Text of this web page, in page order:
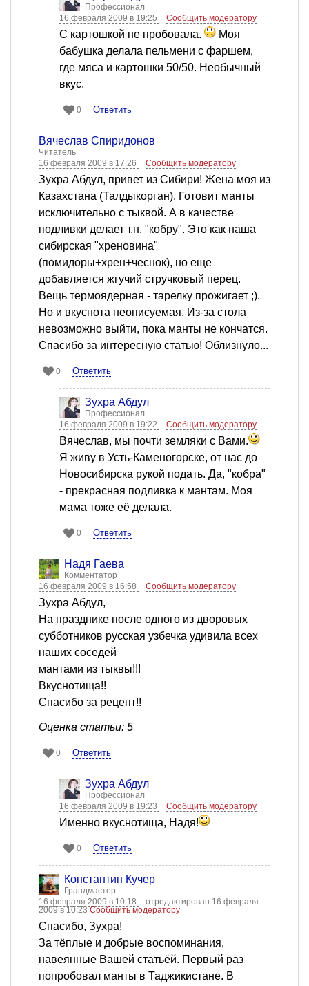
Профессионал
16 февраля 2009 в 19:25
Сообщить модератору
С картошкой не пробовала.
Моя
бабушка делала пельмени с фаршем,
где мяса и картошки 50/50. Необычный
вкус.
0 Ответить
Вячеслав Спиридонов
Читатель
16 февраля 2009 в 17:26
Сообщить модератору
Зухра Абдул, привет из Сибири! Жена моя из
Казахстана (Талдыкорган). Готовит манты
исключительно с тыквой. А в качестве
подливки делает т.н. "кобру". Это как наша
сибирская "хреновина"
(помидоры+хрен+чеснок), но еще
добавляется жгучий стручковый перец.
Вещь термоядерная - тарелку прожигает ;).
Но и вкуснота неописуемая. Из-за стола
невозможно выйти, пока манты не кончатся.
Спасибо за интересную статью! Облизнуло...
0 Ответить
Зухра Абдул
Профессионал
16 февраля 2009 в 19:22
Сообщить модератору
Вячеслав, мы почти земляки с Вами.
Я живу в Усть-Каменогорске, от нас до
Новосибирска рукой подать. Да, "кобра"
- прекрасная подливка к мантам. Моя
мама тоже её делала.
0 Ответить
Надя Гаева
Комментатор
16 февраля 2009 в 16:58
Сообщить модератору
Зухра Абдул,
На празднике после одного из дворовых
субботников русская узбечка удивила всех
наших соседей
мантами из тыквы!!!
Вкуснотища!!
Спасибо за рецепт!!
Оценка статьи: 5
0 Ответить
Зухра Абдул
Профессионал
16 февраля 2009 в 19:23
Сообщить модератору
Именно вкуснотища, Надя!
0 Ответить
Константин Кучер
Грандмастер
16 февраля 2009 в 10:18
отредактирован 16 февраля
2009 в 10:23Сообщить модератору
Спасибо, Зухра!
За тёплые и добрые воспоминания,
навеянные Вашей статьёй. Первый раз
попробовал манты в Таджикистане. В